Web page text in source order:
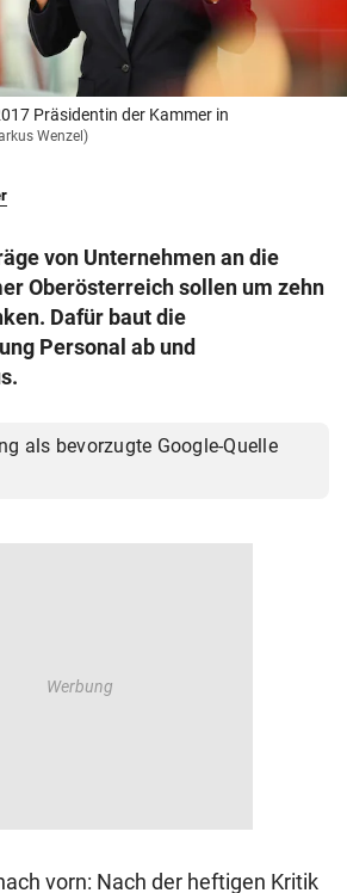
& Co KG 2026
Präsidentin der Kammer in
Wenzel)
von Unternehmen an die
Oberösterreich sollen um zehn
Dafür baut die
Personal ab und
als bevorzugte Google-Quelle
vorn: Nach der heftigen Kritik